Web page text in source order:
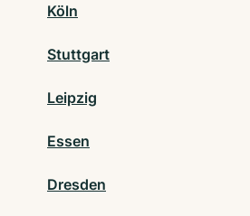
Köln
Stuttgart
Leipzig
Essen
Dresden